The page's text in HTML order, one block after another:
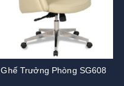
Ghế Trưởng Phòng SG608